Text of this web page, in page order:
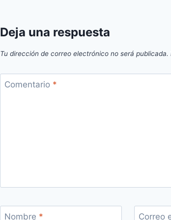
Deja una respuesta
Tu dirección de correo electrónico no será publicada.
Comentario *
Nombre * Correo